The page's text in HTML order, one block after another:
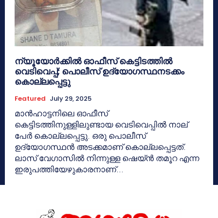
ന്യൂയോര്‍ക്കില്‍ ഓഫീസ് കെട്ടിടത്തിൽ
വെടിവെപ്പ്; പൊലീസ് ഉദ്യോഗസ്ഥനടക്കം
കൊല്ലപ്പെട്ടു
Featured July 29, 2025
മാന്‍ഹാട്ടനിലെ ഓഫീസ്
കെട്ടിടത്തിനുള്ളിലുണ്ടായ വെടിവെപ്പില്‍ നാല്
പേര്‍ കൊല്ലപ്പെട്ടു. ഒരു പൊലീസ്
ഉദ്യോഗസ്ഥന്‍ അടക്കമാണ് കൊല്ലപ്പെട്ടത്.
ലാസ് വേഗാസില്‍ നിന്നുള്ള ഷെയ്ന്‍ തമൂറ എന്ന
ഇരുപത്തിയേഴുകാരനാണ്...